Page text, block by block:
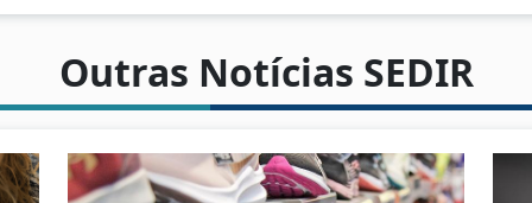
Outras Notícias SEDIR